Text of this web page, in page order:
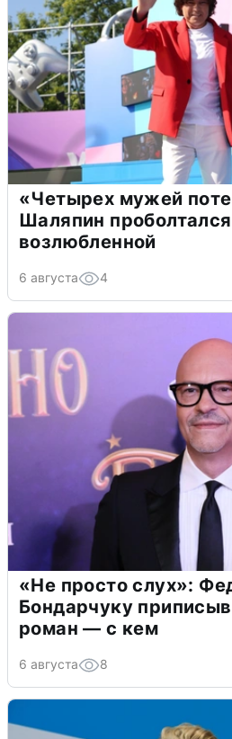
«Четырех мужей
Шаляпин
возлюбленной
6 августа 4
«Не просто слух»:
Бондарчуку
роман — с кем
6 августа 8